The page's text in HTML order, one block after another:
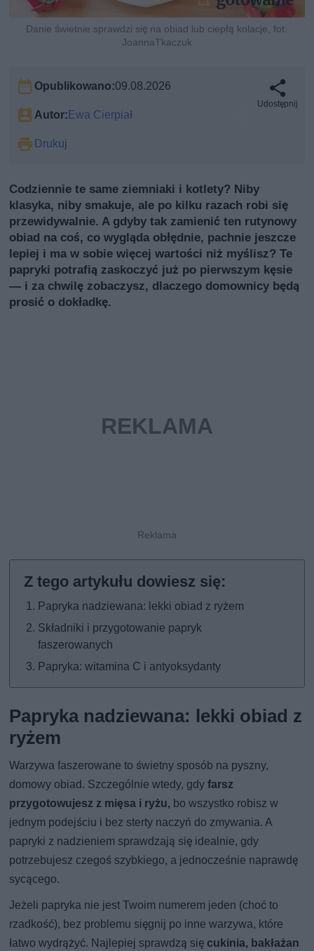
Danie świetnie sprawdzi się na obiad lub ciepłą kolacje, fot.
JoannaTkaczuk
Opublikowano:09.08.2026
Autor: Ewa Cierpiał
Drukuj
Udostępnij
Codziennie te same ziemniaki i kotlety? Niby
klasyka, niby smakuje, ale po kilku razach robi się
przewidywalnie. A gdyby tak zamienić ten rutynowy
obiad na coś, co wygląda obłędnie, pachnie jeszcze
lepiej i ma w sobie więcej wartości niż myślisz? Te
papryki potrafią zaskoczyć już po pierwszym kęsie
— i za chwilę zobaczysz, dlaczego domownicy będą
prosić o dokładkę.
Papryka nadziewana: lekki obiad z ryżem
Składniki i przygotowanie papryk
faszerowanych
Papryka: witamina C i antyoksydanty
Papryka nadziewana: lekki obiad z
ryżem
Warzywa faszerowane to świetny sposób na pyszny,
domowy obiad. Szczególnie wtedy, gdyfarsz
przygotowujesz z mięsa i ryżu, bo wszystko robisz w
jednym podejściu i bez sterty naczyń do zmywania. A
papryki z nadzieniem sprawdzają się idealnie, gdy
potrzebujesz czegoś szybkiego, a jednocześnie naprawdę
sycącego.
Jeżeli papryka nie jest Twoim numerem jeden (choć to
rzadkość), bez problemu sięgnij po inne warzywa, które
łatwo wydrążyć. Najlepiej sprawdzą się cukinia, bakłażan